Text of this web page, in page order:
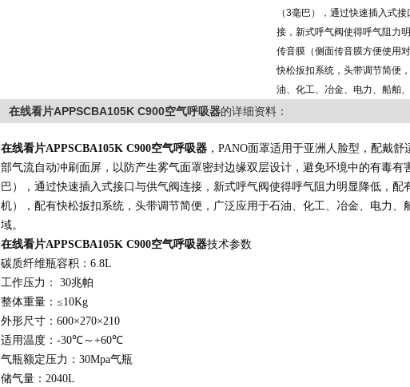
（3毫巴），通过快速插入式
接，新式呼气阀使得呼气阻力
传音膜（侧面传音膜方便使用
快松扳扣系统，头带调节简便
油、化工、冶金、电力、船舶
在线看片APPSCBA105K C900空气呼吸器的详细资料：
在线看片APPSCBA105K C900空气呼吸器 ， PANO面罩适用于亚洲人脸型，配戴舒
部气流自动冲刷面屏，以防产生雾气面罩密封边缘双层设计，避免环境中的有毒有
巴），通过快速插入式接口与供气阀连接，新式呼气阀使得呼气阻力明显降低 ， 配
机），配有快松扳扣系统，头带调节简便 ， 广泛应用于石油、化工、冶金、电力、
域。
在线看片APPSCBA105K C900空气呼吸器技术参数
碳质纤维瓶容积： 6.8L
工作压力：
30兆帕
整体重量： ≤10Kg
外形尺寸： 600×270×210
适用温度： -30℃～ +60℃
气瓶额定压力： 30Mpa气瓶
储气量： 2040L